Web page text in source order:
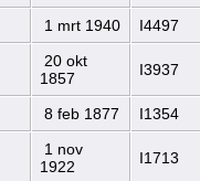
1 mrt 1940 I4497
20 okt
1857
I3937
8 feb 1877 I1354
1 nov
1922
I1713